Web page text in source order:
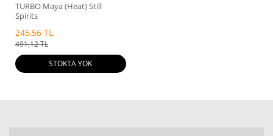
TURBO Maya (Heat) Still
Spirits
245,56 TL
491,12 TL
STOKTA YOK